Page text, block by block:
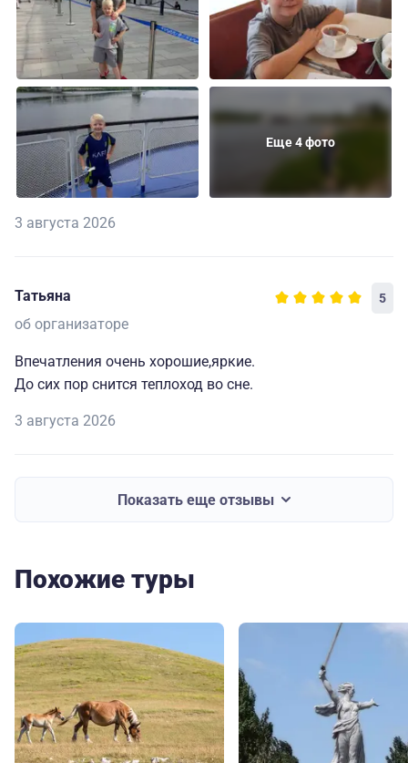
Еще 4 фото
3 августа 2026
Татьяна 5
об организаторе
Впечатления очень хорошие,яркие.
До сих пор снится теплоход во сне.
3 августа 2026
Показать еще отзывы
Похожие туры